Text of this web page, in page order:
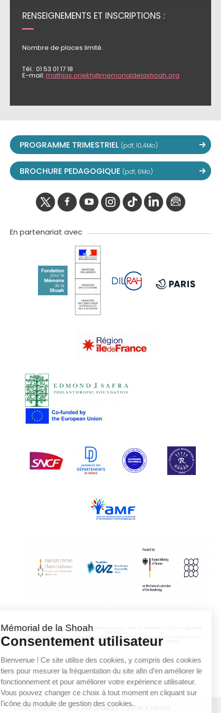
RENSEIGNEMENTS ET INSCRIPTIONS :
Nombre de places limité.
Tél.: 01 53 01 17 18
E-mail: mathias.orjekh@memorialdelashoah.org
PROGRAMME TRIMESTRIEL (pdf, 10,4Mo)
BROCHURE PEDAGOGIQUE (pdf, 6Mo)
En partenariat avec
With Assistance from the Conference on Jewish Material Claims Against
Sponsored by the Foundation « Remembrance, Responsibility and Future »
Supported by the German Federal Ministry of Finance
OFFRE D’EMPLOI NOS PARTENAIRES ESPACE PRESSE